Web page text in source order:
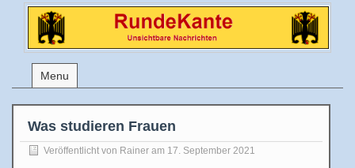
Menu
Was studieren Frauen
Veröffentlicht von Rainer am 17. September 2021